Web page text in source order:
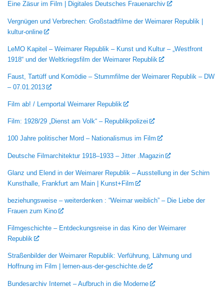
Eine Zäsur im Film | Digitales Deutsches Frauenarchiv
Vergnügen und Verbrechen: Großstadtfilme der Weimarer Republik |
kultur-online
LeMO Kapitel – Weimarer Republik – Kunst und Kultur – „Westfront
1918“ und der Weltkriegsfilm der Weimarer Republik
Faust, Tartüff und Komödie – Stummfilme der Weimarer Republik – DW
– 07.01.2013
Film ab! / Lernportal Weimarer Republik
Film: 1928/29 „Dienst am Volk“ – Republikpolizei
100 Jahre politischer Mord – Nationalismus im Film
Deutsche Filmarchitektur 1918–1933 – Jitter .Magazin
Glanz und Elend in der Weimarer Republik – Ausstellung in der Schirn
Kunsthalle, Frankfurt am Main | Kunst+Film
beziehungsweise – weiterdenken : “Weimar weiblich” – Die Liebe der
Frauen zum Kino
Filmgeschichte – Entdeckungsreise in das Kino der Weimarer
Republik
Straßenbilder der Weimarer Republik: Verführung, Lähmung und
Hoffnung im Film | lernen-aus-der-geschichte.de
Bundesarchiv Internet – Aufbruch in die Moderne